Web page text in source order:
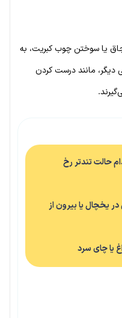
یا سوختن چوب کبریت، به
مانند درست کردن
حالت تندتر رخ
یخچال یا بیرون از
چای سرد